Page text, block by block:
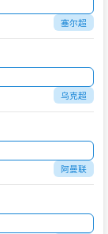
塞尔超
乌克超
阿曼联